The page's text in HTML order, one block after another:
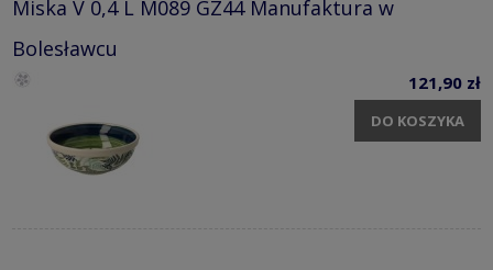
Miska V 0,4 L M089 GZ44 Manufaktura w
Bolesławcu
121,90 zł
DO KOSZYKA